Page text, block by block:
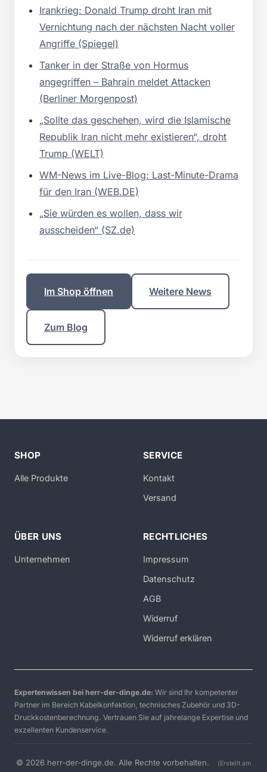
Irankrieg: Donald Trump droht Iran mit
Vernichtung nach der nächsten Nacht voller
Angriffe (Spiegel)
Tanker in der Straße von Hormus
angegriffen – Bahrain meldet Attacken
(Berliner Morgenpost)
„Sollte das geschehen, wird die Islamische
Republik Iran nicht mehr existieren“, droht
Trump (WELT)
WM-News im Live-Blog: Last-Minute-Drama
für den Iran (WEB.DE)
„Sie würden es wollen, dass wir
ausscheiden“ (SZ.de)
Im Shop öffnen Weitere News
Zum Blog
SHOP
Alle Produkte
SERVICE
Kontakt
Versand
ÜBER UNS
Unternehmen
RECHTLICHES
Impressum
Datenschutz
AGB
Widerruf
Widerruf erklären
Expertenwissen bei herr-der-dinge.de: Wir sind Ihr kompetenter
Partner im Bereich Kabelkonfektion, technisches Zubehör und 3D-
Druckkostenberechnung. Vertrauen Sie auf jahrelange Expertise und
exzellenten Kundenservice.
© 2026 herr-der-dinge.de. Alle Rechte vorbehalten. (Erstellt am